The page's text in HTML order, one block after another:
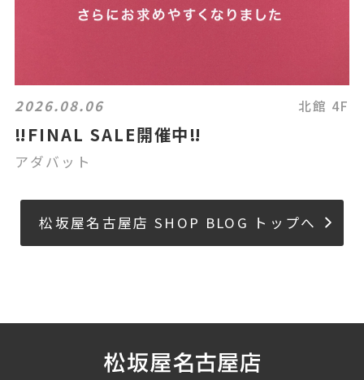
2026.08.06 北館 4F
‼️FINAL SALE開催中‼️
アダバット
松坂屋名古屋店 SHOP BLOG トップへ